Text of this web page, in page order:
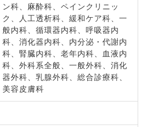
ン科、麻酔科、ペインクリニッ
ク、人工透析科、緩和ケア科、一
般内科、循環器内科、呼吸器内
科、消化器内科、内分泌・代謝内
科、腎臓内科、老年内科、血液内
科、外科系全般、一般外科、消化
器外科、乳腺外科、総合診療科、
美容皮膚科